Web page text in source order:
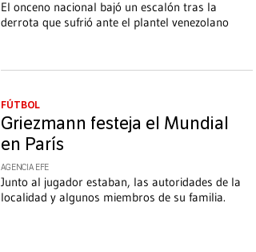
El onceno nacional bajó un escalón tras la
derrota que sufrió ante el plantel venezolano
FÚTBOL
Griezmann festeja el Mundial
en París
AGENCIA EFE
Junto al jugador estaban, las autoridades de la
localidad y algunos miembros de su familia.